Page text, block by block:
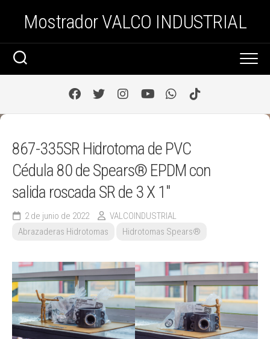
Mostrador VALCO INDUSTRIAL
867-335SR Hidrotoma de PVC
Cédula 80 de Spears® EPDM con
salida roscada SR de 3 X 1″
2 de junio de 2022
VALCOINDUSTRIAL
Abrazaderas Hidrotomas
Hidrotomas Spears®